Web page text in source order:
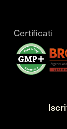
Certificati